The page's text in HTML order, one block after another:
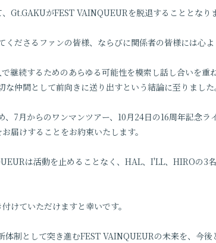
Gt.GAKUがFEST VAINQUEURを脱退することとなり
ださるファンの皆様、ならびに関係者の皆様には心よ
継続するためのあらゆる可能性を模索し話し合いを重
仲間として前向きに送り出すという結論に至りました
7月からのワンマンツアー、10月24日の16周年記念ラ
届けすることをお約束いたします。
は活動を止めることなく、HAL、I'LL、HIROの3
けていただけますと幸いです。
制として突き進むFEST VAINQUEURの未来を、今